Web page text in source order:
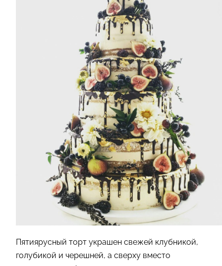
Пятиярусный торт украшен свежей клубникой,
голубикой и черешней, а сверху вместо